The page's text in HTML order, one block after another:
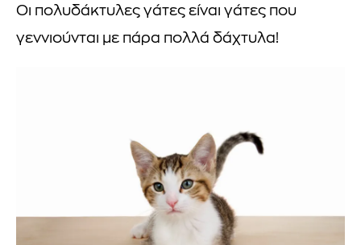
Οι πολυδάκτυλες γάτες είναι γάτες που
γεννιούνται με πάρα πολλά δάχτυλα!